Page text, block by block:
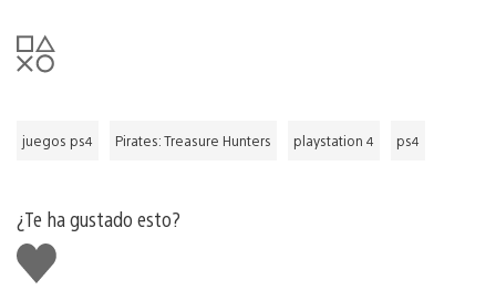
juegos ps4 Pirates: Treasure Hunters playstation 4 ps4
¿Te ha gustado esto?
Me
gusta